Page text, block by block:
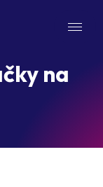
na